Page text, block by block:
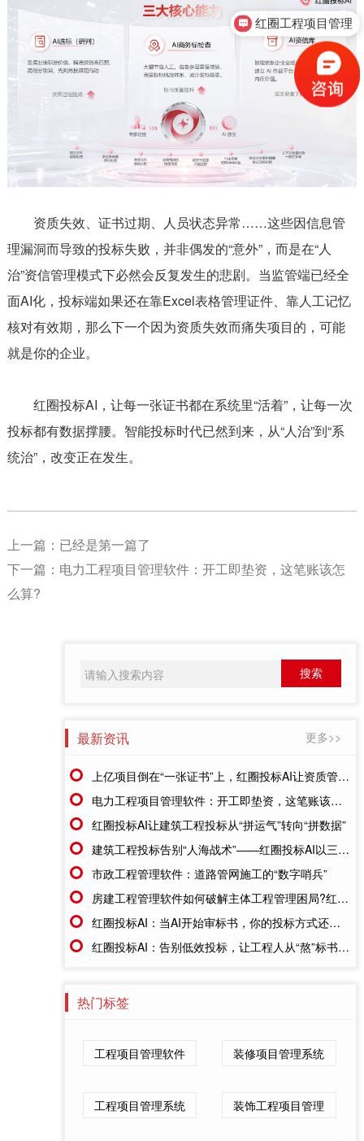
资质失效、证书过期、人员状态异常……这些因信息管
理漏洞而导致的投标失败，并非偶发的“意外”，而是在“人
治”资信管理模式下必然会反复发生的悲剧。当监管端已经全
面AI化，投标端如果还在靠Excel表格管理证件、靠人工记忆
核对有效期，那么下一个因为资质失效而痛失项目的，可能
就是你的企业。
红圈投标AI，让每一张证书都在系统里“活着”，让每一次
投标都有数据撑腰。智能投标时代已然到来，从“人治”到“系
统治”，改变正在发生。
上一篇：已经是第一篇了
下一篇： 电力工程项目管理软件：开工即垫资，这笔账该怎
么算?
最新资讯 更多>>
上亿项目倒在“一张证书”上，红圈投标AI让资质管理不再靠“记性”
电力工程项目管理软件：开工即垫资，这笔账该怎么算?
红圈投标AI让建筑工程投标从“拼运气”转向“拼数据”
建筑工程投标告别“人海战术”——红圈投标AI以三大能力重塑行业效率
市政工程管理软件：道路管网施工的“数字哨兵”
房建工程管理软件如何破解主体工程管理困局?红圈系统给出实战答案
红圈投标AI：当AI开始审标书，你的投标方式还停留在人工时代吗?
红圈投标AI：告别低效投标，让工程人从“熬”标书到“智”取项目
热门标签
工程项目管理软件 装修项目管理系统
工程项目管理系统 装饰工程项目管理
红圈工程项目管理